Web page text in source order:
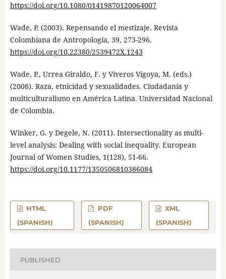
https://doi.org/10.1080/01419870120064007
Wade, P. (2003). Repensando el mestizaje. Revista
Colombiana de Antropología, 39, 273-296.
https://doi.org/10.22380/2539472X.1243
Wade, P., Urrea Giraldo, F. y Viveros Vigoya, M. (eds.)
(2008). Raza, etnicidad y sexualidades. Ciudadanía y
multiculturalismo en América Latina. Universidad Nacional
de Colombia.
Winker, G. y Degele, N. (2011). Intersectionality as multi-
level analysis: Dealing with social inequality. European
Journal of Women Studies, 1(128), 51-66.
https://doi.org/10.1177/1350506810386084
HTML
(SPANISH)
PDF
(SPANISH)
XML
(SPANISH)
PUBLISHED